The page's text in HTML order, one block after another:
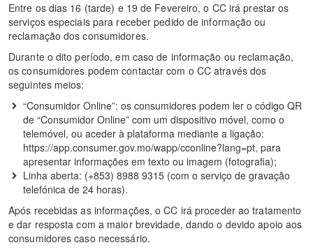
Entre os dias 16 (tarde) e 19 de Fevereiro, o CC irá prestar os
serviços especiais para receber pedido de informação ou
reclamação dos consumidores.
Durante o dito período, em caso de informação ou reclamação,
os consumidores podem contactar com o CC através dos
seguintes meios:
“Consumidor Online”: os consumidores podem ler o código QR
de “Consumidor Online” com um dispositivo móvel, como o
telemóvel, ou aceder à plataforma mediante a ligação:
https://app.consumer.gov.mo/wapp/cconline?lang=pt, para
apresentar informações em texto ou imagem (fotografia);
Linha aberta: (+853) 8988 9315 (com o serviço de gravação
telefónica de 24 horas).
Após recebidas as informações, o CC irá proceder ao tratamento
e dar resposta com a maior brevidade, dando o devido apoio aos
consumidores caso necessário.